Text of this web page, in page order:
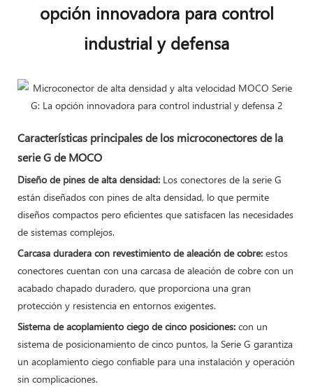
opción innovadora para control
industrial y defensa
Los microconectores de transmisión de
alta densidad y alta velocidad de la
Serie G recientemente desarrollados por
MOCO ofrecen un rendimiento y una
versatilidad excepcionales,
estableciéndose rápidamente como una
de las mejores opciones en diversos
sectores de alta demanda.
Características principales de los microconectores de la
serie G de MOCO
Diseño de pines de alta densidad: Los conectores de la serie G
están diseñados con pines de alta densidad, lo que permite
diseños compactos pero eficientes que satisfacen las necesidades
de sistemas complejos.
Carcasa duradera con revestimiento de aleación de cobre: ​​estos
conectores cuentan con una carcasa de aleación de cobre con un
acabado chapado duradero, que proporciona una gran
protección y resistencia en entornos exigentes.
Sistema de acoplamiento ciego de cinco posiciones: con un
sistema de posicionamiento de cinco puntos, la Serie G garantiza
un acoplamiento ciego confiable para una instalación y operación
sin complicaciones.